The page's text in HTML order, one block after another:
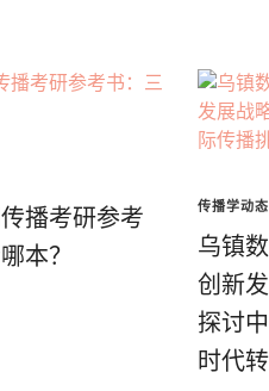
播考研参考
本？
传播学动态
乌镇
创新
探讨
时代